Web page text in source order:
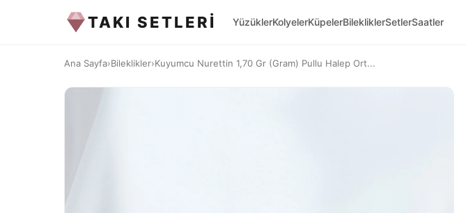
TAKI SETLERİ YüzüklerKolyelerKüpelerBilekliklerSetlerSaatler
Ana Sayfa›Bileklikler›Kuyumcu Nurettin 1,70 Gr (Gram) Pullu Halep Ort...